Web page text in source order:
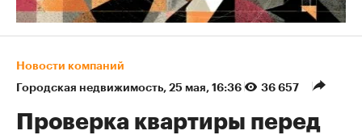
Новости компаний
Городская недвижимость⁠, 25 мая, 16:36 36 657
Проверка квартиры перед